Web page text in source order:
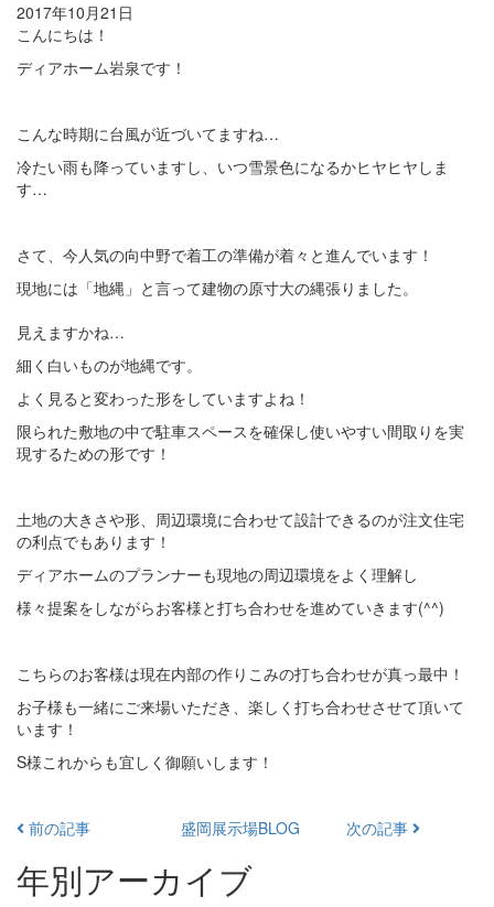
2017年10月21日
こんにちは！
ディアホーム岩泉です！
こんな時期に台風が近づいてますね…
冷たい雨も降っていますし、いつ雪景色になるかヒヤヒヤしま
す…
さて、今人気の向中野で着工の準備が着々と進んでいます！
現地には「地縄」と言って建物の原寸大の縄張りました。
見えますかね…
細く白いものが地縄です。
よく見ると変わった形をしていますよね！
限られた敷地の中で駐車スペースを確保し使いやすい間取りを実
現するための形です！
土地の大きさや形、周辺環境に合わせて設計できるのが注文住宅
の利点でもあります！
ディアホームのプランナーも現地の周辺環境をよく理解し
様々提案をしながらお客様と打ち合わせを進めていきます(^^)
こちらのお客様は現在内部の作りこみの打ち合わせが真っ最中！
お子様も一緒にご来場いただき、楽しく打ち合わせさせて頂いて
います！
S様これからも宜しく御願いします！
前の記事 盛岡展示場BLOG 次の記事
年別アーカイブ